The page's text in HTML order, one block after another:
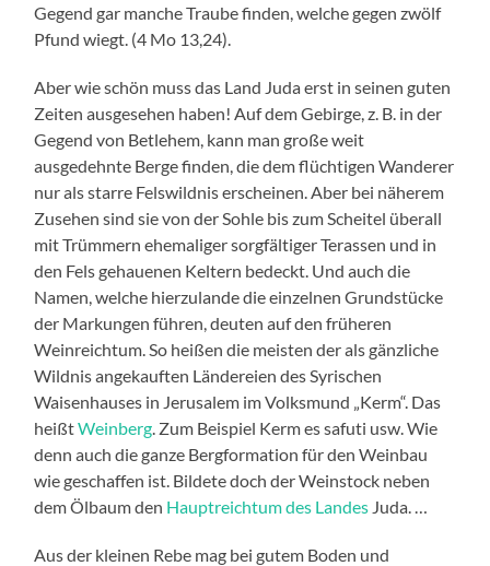
Gegend gar manche Traube finden, welche gegen zwölf
Pfund wiegt. (4 Mo 13,24).
Aber wie schön muss das Land Juda erst in seinen guten
Zeiten ausgesehen haben! Auf dem Gebirge, z. B. in der
Gegend von Betlehem, kann man große weit
ausgedehnte Berge finden, die dem flüchtigen Wanderer
nur als starre Felswildnis erscheinen. Aber bei näherem
Zusehen sind sie von der Sohle bis zum Scheitel überall
mit Trümmern ehemaliger sorgfältiger Terassen und in
den Fels gehauenen Keltern bedeckt. Und auch die
Namen, welche hierzulande die einzelnen Grundstücke
der Markungen führen, deuten auf den früheren
Weinreichtum. So heißen die meisten der als gänzliche
Wildnis angekauften Ländereien des Syrischen
Waisenhauses in Jerusalem im Volksmund „Kerm“. Das
heißtWeinberg . Zum Beispiel Kerm es safuti usw. Wie
denn auch die ganze Bergformation für den Weinbau
wie geschaffen ist. Bildete doch der Weinstock neben
dem Ölbaum den Hauptreichtum des Landes Juda. …
Aus der kleinen Rebe mag bei gutem Boden und